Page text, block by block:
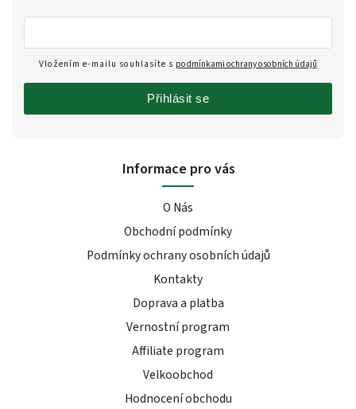
Informace pro vás
O Nás
Obchodní podmínky
Podmínky ochrany osobních údajů
Kontakty
Doprava a platba
Vernostní program
Affiliate program
Velkoobchod
Hodnocení obchodu
Vložením e-mailu souhlasíte s podmínkami ochrany osobních údajů
Přihlásit se